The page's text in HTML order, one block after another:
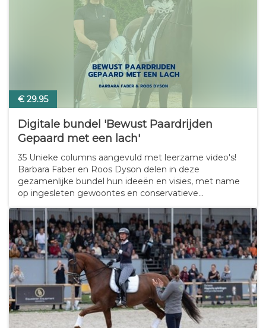
€ 29.95
Digitale bundel 'Bewust Paardrijden
Gepaard met een lach'
35 Unieke columns aangevuld met leerzame video's!
Barbara Faber en Roos Dyson delen in deze
gezamenlijke bundel hun ideeën en visies, met name
op ingesleten gewoontes en conservatieve
gebaseerd op jarenlange ervaring in hun vak als
hippisch…